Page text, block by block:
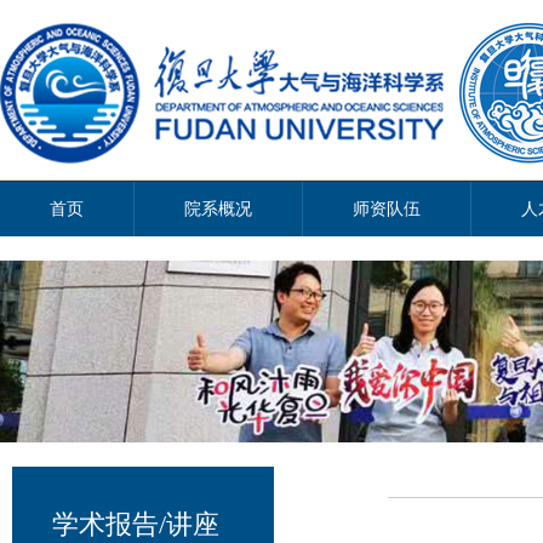
首页 院系概况 师资队伍 人
学术报告/讲座